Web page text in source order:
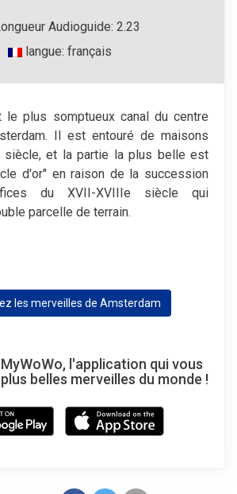
Audioguide: 2.23
langue: français
le plus somptueux canal du centre
Il est entouré de maisons
siècle, et la partie la plus belle est
d'or" en raison de la succession
du XVII-XVIIIe siècle qui
parcelle de terrain.
les merveilles de Amsterdam
l'application qui vous
belles merveilles du monde !